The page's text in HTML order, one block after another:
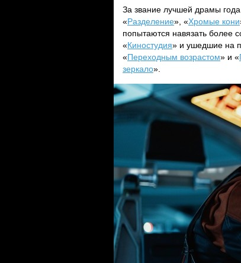
За звание лучшей драмы
«Разделение», «Хромые кони
попытаются навязать более
«Киностудия» и ушедшие на
«Переходным возрастом» и «
зеркало».